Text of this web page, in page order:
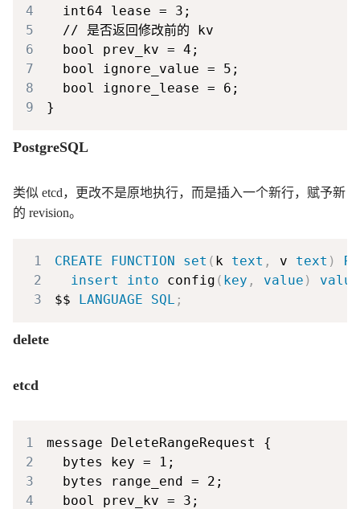
4
5
6
7
8
9
PostgreSQL
类似 etcd，更改不是原地执行，而是插入一个新行，赋予新
的 revision。
1 CREATE FUNCTION set ( k text , v text )
2
insert into config ( key , value )
3
$$ LANGUAGE SQL ;
delete
etcd
1
2
3
4